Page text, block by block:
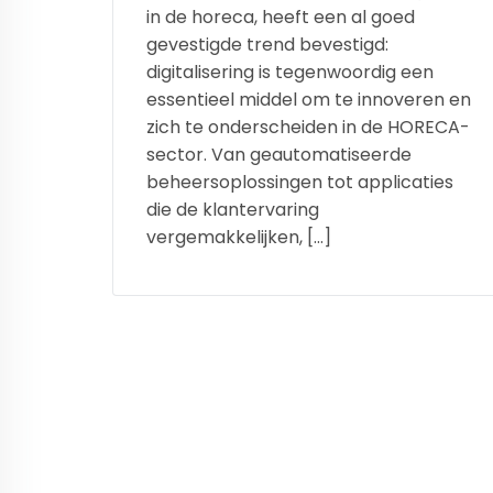
in de horeca, heeft een al goed
gevestigde trend bevestigd:
digitalisering is tegenwoordig een
essentieel middel om te innoveren en
zich te onderscheiden in de HORECA-
sector. Van geautomatiseerde
beheersoplossingen tot applicaties
die de klantervaring
vergemakkelijken, […]